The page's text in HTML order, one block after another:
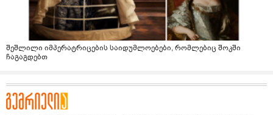
შეშლილი იმპერატრიცების საიდუმლოებები, რომლებიც შოკში
ჩაგაგდებთ